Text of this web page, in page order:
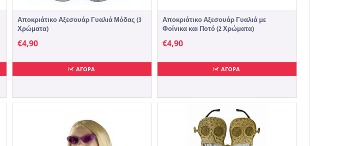
Αποκριάτικο Αξεσουάρ Γυαλιά Μόδας (3
Χρώματα)
€4,90
ΑΓΟΡΑ
Αποκριάτικο Αξεσουάρ Γυαλιά με
Φοίνικα και Ποτό (2 Χρώματα)
€4,90
ΑΓΟΡΑ